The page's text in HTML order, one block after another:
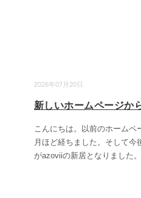
2026年07月20日
新しいホームページか
こんにちは。以前のホームペ
月ほど経ちました。そして今
がazoviiの新居となりました。